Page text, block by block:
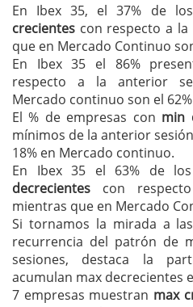
En Ibex 35, el 37% de
crecientes con respecto a
que en Mercado Continuo
En Ibex 35 el 86%
respecto a la anterior
Mercado continuo son el
El % de empresas con min
mínimos de la anterior
18% en Mercado continuo.
En Ibex 35 el 63% de
decrecientes con
mientras que en Mercado
Si tornamos la mirada a
recurrencia del patrón de
sesiones, destaca la
acumulan max decrecientes
7 empresas muestran max